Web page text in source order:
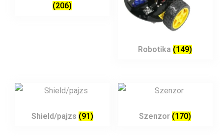
(206)
Robotika (149)
Shield/pajzs (91) Szenzor (170)